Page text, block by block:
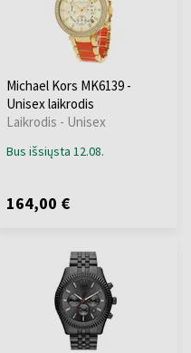
Michael Kors MK6139 -
Unisex laikrodis
Laikrodis - Unisex
Bus išsiųsta 12.08.
164,00 €